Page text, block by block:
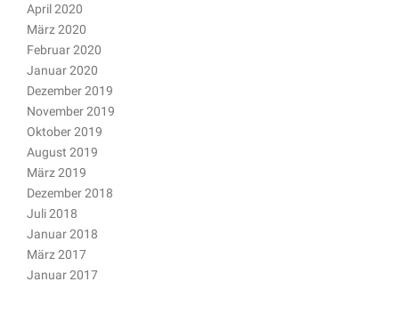
April 2020
März 2020
Februar 2020
Januar 2020
Dezember 2019
November 2019
Oktober 2019
August 2019
März 2019
Dezember 2018
Juli 2018
Januar 2018
März 2017
Januar 2017